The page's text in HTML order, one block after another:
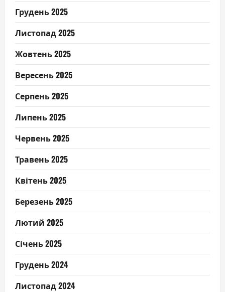
Грудень 2025
Листопад 2025
Жовтень 2025
Вересень 2025
Серпень 2025
Липень 2025
Червень 2025
Травень 2025
Квітень 2025
Березень 2025
Лютий 2025
Січень 2025
Грудень 2024
Листопад 2024